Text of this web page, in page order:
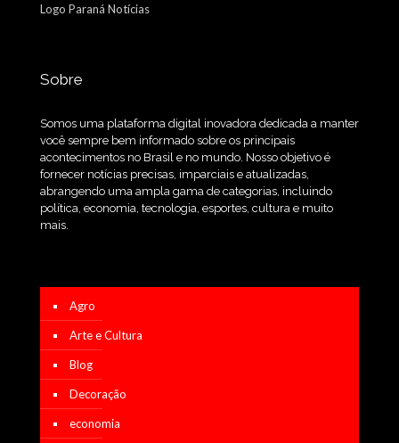
Logo Paraná Notícias
Sobre
Somos uma plataforma digital inovadora dedicada a manter
você sempre bem informado sobre os principais
acontecimentos no Brasil e no mundo. Nosso objetivo é
fornecer notícias precisas, imparciais e atualizadas,
abrangendo uma ampla gama de categorias, incluindo
política, economia, tecnologia, esportes, cultura e muito
mais.
Agro
Arte e Cultura
Blog
Decoração
economia